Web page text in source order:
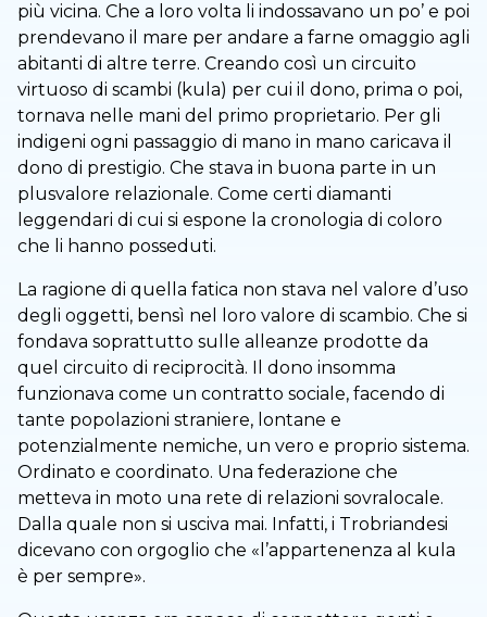
più vicina. Che a loro volta li indossavano un po’ e poi
prendevano il mare per andare a farne omaggio agli
abitanti di altre terre. Creando così un circuito
virtuoso di scambi (kula) per cui il dono, prima o poi,
tornava nelle mani del primo proprietario. Per gli
indigeni ogni passaggio di mano in mano caricava il
dono di prestigio. Che stava in buona parte in un
plusvalore relazionale. Come certi diamanti
leggendari di cui si espone la cronologia di coloro
che li hanno posseduti.
La ragione di quella fatica non stava nel valore d’uso
degli oggetti, bensì nel loro valore di scambio. Che si
fondava soprattutto sulle alleanze prodotte da
quel circuito di reciprocità. Il dono insomma
funzionava come un contratto sociale, facendo di
tante popolazioni straniere, lontane e
potenzialmente nemiche, un vero e proprio sistema.
Ordinato e coordinato. Una federazione che
metteva in moto una rete di relazioni sovralocale.
Dalla quale non si usciva mai. Infatti, i Trobriandesi
dicevano con orgoglio che «l’appartenenza al kula
è per sempre».